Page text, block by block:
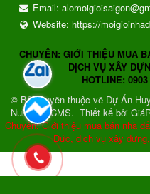
Email:
Website: https://
CHUYÊN: GIỚI THIỆU MUA
DỊCH VỤ XÂY
HOTLINE:
© Bản quyền thuộc về Dự Án
NukeViet CMS. Thiết kế bởi
Chuyên: Giới thiệu mua bán nhà
Đức, dịch vụ xây